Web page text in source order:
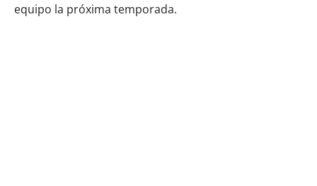
equipo la próxima temporada.